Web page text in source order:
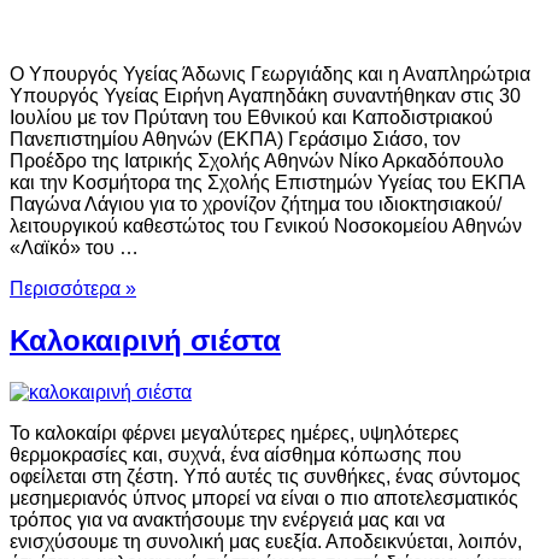
Ο Υπουργός Υγείας Άδωνις Γεωργιάδης και η Αναπληρώτρια
Υπουργός Υγείας Ειρήνη Αγαπηδάκη συναντήθηκαν στις 30
Ιουλίου με τον Πρύτανη του Εθνικού και Καποδιστριακού
Πανεπιστημίου Αθηνών (ΕΚΠΑ) Γεράσιμο Σιάσο, τον
Προέδρο της Ιατρικής Σχολής Αθηνών Νίκο Αρκαδόπουλο
και την Κοσμήτορα της Σχολής Επιστημών Υγείας του ΕΚΠΑ
Παγώνα Λάγιου για το χρονίζον ζήτημα του ιδιοκτησιακού/
λειτουργικού καθεστώτος του Γενικού Νοσοκομείου Αθηνών
«Λαϊκό» του …
Περισσότερα »
Καλοκαιρινή σιέστα
Το καλοκαίρι φέρνει μεγαλύτερες ημέρες, υψηλότερες
θερμοκρασίες και, συχνά, ένα αίσθημα κόπωσης που
οφείλεται στη ζέστη. Υπό αυτές τις συνθήκες, ένας σύντομος
μεσημεριανός ύπνος μπορεί να είναι ο πιο αποτελεσματικός
τρόπος για να ανακτήσουμε την ενέργειά μας και να
ενισχύσουμε τη συνολική μας ευεξία. Αποδεικνύεται, λοιπόν,